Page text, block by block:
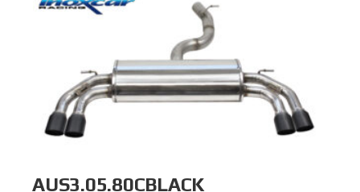
AUS3.05.80CBLACK